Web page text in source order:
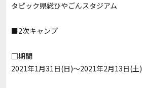
タピック県総ひやごんスタジアム
■2次キャンプ
□期間
2021年1月31日(日)〜2021年2月13日(土)